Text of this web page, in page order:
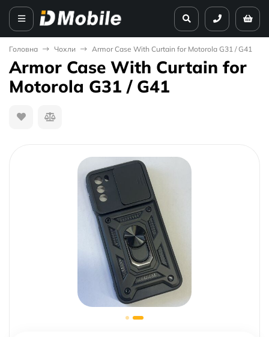
Головна Чохли Armor Case With Curtain for Motorola G31 / G41
Armor Case With Curtain for
Motorola G31 / G41